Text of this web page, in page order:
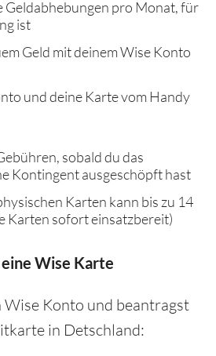
Geldabhebungen pro Monat, für
ist
Geld mit deinem Wise Konto
und deine Karte vom Handy
sobald du das
Kontingent ausgeschöpft hast
Karten kann bis zu 14
Karten sofort einsatzbereit)
Wise Karte
Wise Konto und beantragst
in Detschland: